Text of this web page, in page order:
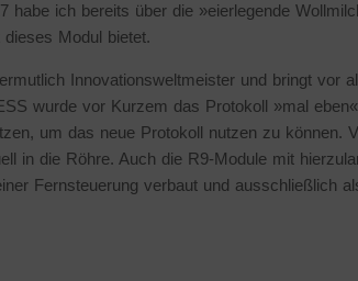
habe ich bereits über die »eierlegende
Modul bietet.
Innovationsweltmeister und bringt vor
wurde vor Kurzem das Protokoll »mal
um das neue Protokoll nutzen zu können.
in die Röhre. Auch die R9-Module mit
Fernsteuerung verbaut und ausschließlich